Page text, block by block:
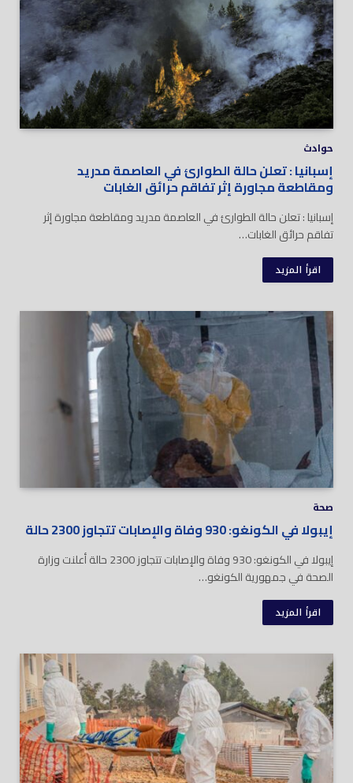
حوادث
إسبانيا : تعلن حالة الطوارئ في العاصمة مدريد
ومقاطعة مجاورة إثر تفاقم حرائق الغابات
إسبانيا : تعلن حالة الطوارئ في العاصمة مدريد ومقاطعة مجاورة إثر
تفاقم حرائق الغابات…
اقرأ المزيد
صحة
إيبولا في الكونغو: 930 وفاة والإصابات تتجاوز 2300 حالة
إيبولا في الكونغو: 930 وفاة والإصابات تتجاوز 2300 حالة أعلنت وزارة
الصحة في جمهورية الكونغو…
اقرأ المزيد